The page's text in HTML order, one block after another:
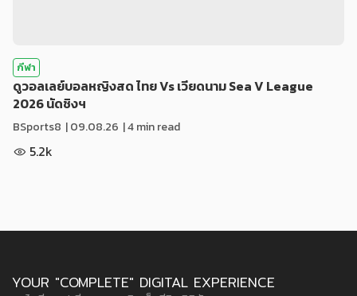
กีฬา
ดูวอลเลย์บอลหญิงสด ไทย Vs เวียดนาม Sea V League
2026 นัดชิงฯ
BSports8 |09.08.26 | 4 min read
5.2k
YOUR "COMPLETE" DIGITAL EXPERIENCE